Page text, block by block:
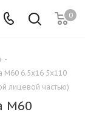
0
-
M60 6.5x16 5x110
лицевой частью)
M60